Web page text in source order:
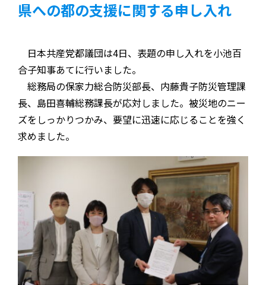
県への都の支援に関する申し入れ
日本共産党都議団は4日、表題の申し入れを小池百
合子知事あてに行いました。
総務局の保家力総合防災部長、内藤貴子防災管理課
長、島田喜輔総務課長が応対しました。被災地のニー
ズをしっかりつかみ、要望に迅速に応じることを強く
求めました。